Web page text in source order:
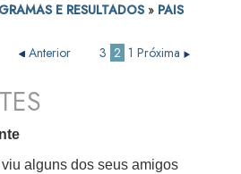
E RESULTADOS » PAIS
Próxima
1
2
3
Anterior
alguns dos seus amigos